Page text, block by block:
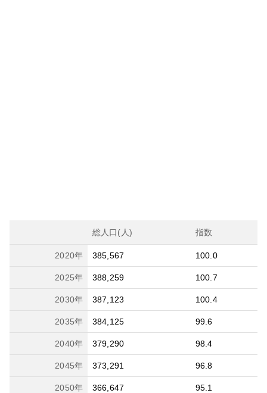
総人口(人) 指数
2020年 385,567 100.0
2025年 388,259 100.7
2030年 387,123 100.4
2035年 384,125 99.6
2040年 379,290 98.4
2045年 373,291 96.8
2050年 366,647 95.1